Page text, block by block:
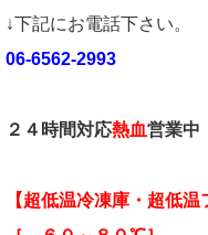
↓下記にお電話下さい。
06-6562-2993
２４時間対応熱血営業中
【超低温冷凍庫・超低温